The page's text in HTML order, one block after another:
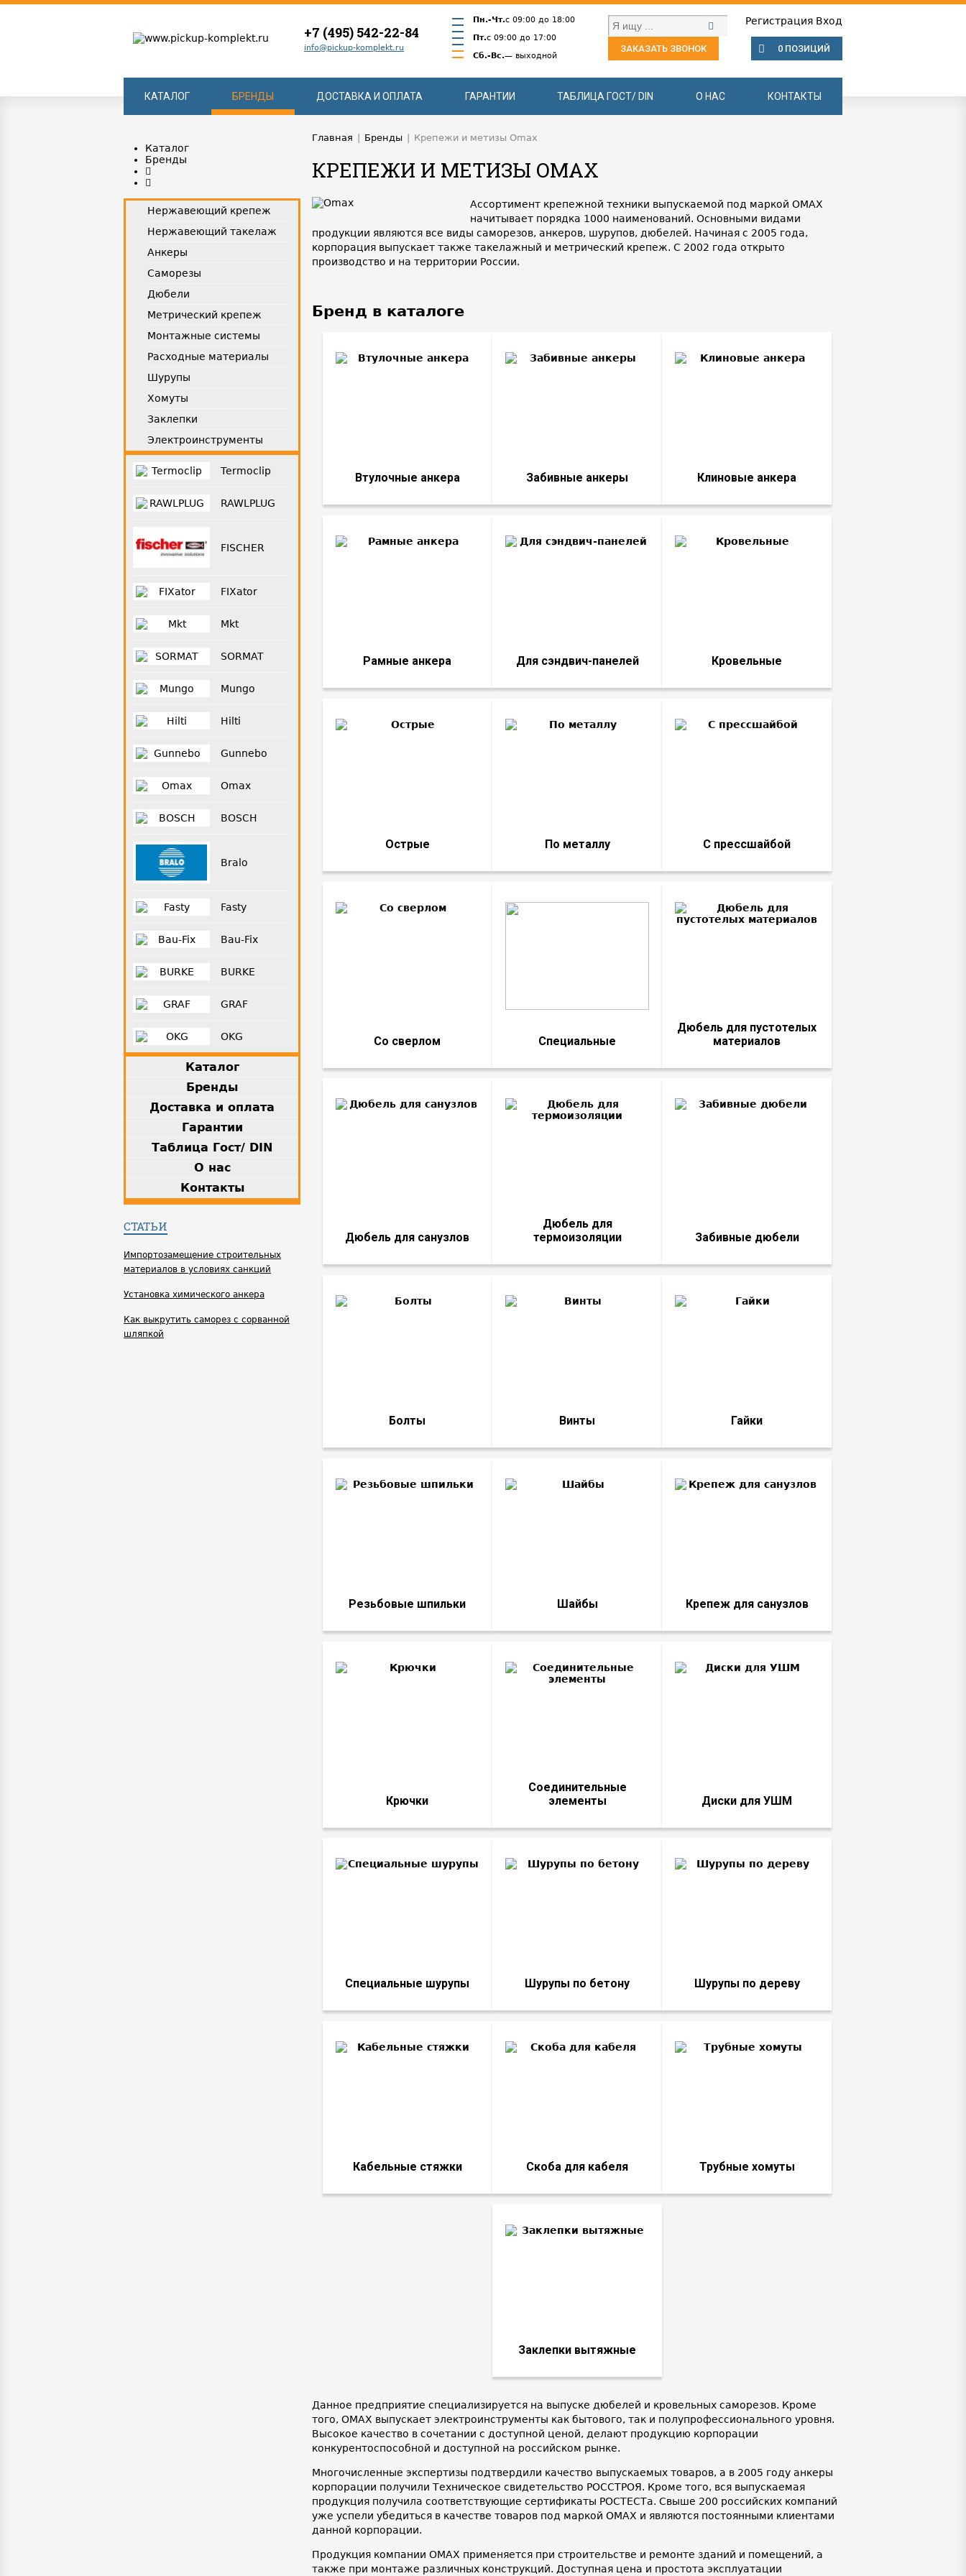
+7 (495) 542-22-84
info@pickup-komplekt.ru
Пн.-Чт.с 09:00 до 18:00
Пт.с 09:00 до 17:00
Сб.-Вс.— выходной
Регистрация Вход
ЗАКАЗАТЬ ЗВОНОК 0 ПОЗИЦИЙ
КАТАЛОГ БРЕНДЫ ДОСТАВКА И ОПЛАТА ГАРАНТИИ ТАБЛИЦА ГОСТ/ DIN О НАС КОНТАКТЫ
Каталог
Бренды
Нержавеющий крепеж
Нержавеющий такелаж
Анкеры
Саморезы
Дюбели
Метрический крепеж
Монтажные системы
Расходные материалы
Шурупы
Хомуты
Заклепки
Электроинструменты
Termoclip
RAWLPLUG
FISCHER
FIXator
Mkt
SORMAT
Mungo
Hilti
Gunnebo
Omax
BOSCH
Bralo
Fasty
Bau-Fix
BURKE
GRAF
OKG
Каталог
Бренды
Доставка и оплата
Гарантии
Таблица Гост/ DIN
О нас
Контакты
СТАТЬИ
Импортозамещение строительных
материалов в условиях санкций
Установка химического анкера
Как выкрутить саморез с сорванной
шляпкой
Главная Бренды Крепежи и метизы Omax
КРЕПЕЖИ И МЕТИЗЫ OMAX
Ассортимент крепежной техники выпускаемой под маркой OMAX
начитывает порядка 1000 наименований. Основными видами
продукции являются все виды саморезов, анкеров, шурупов, дюбелей. Начиная с 2005 года,
корпорация выпускает также такелажный и метрический крепеж. С 2002 года открыто
производство и на территории России.
Бренд в каталоге
Втулочные анкера Забивные анкеры Клиновые анкера
Рамные анкера Для сэндвич-панелей Кровельные
Острые По металлу С прессшайбой
Со сверлом Специальные
Дюбель для пустотелых
материалов
Дюбель для санузлов
Дюбель для
термоизоляции
Забивные дюбели
Болты Винты Гайки
Резьбовые шпильки Шайбы Крепеж для санузлов
Крючки
Соединительные
элементы
Диски для УШМ
Специальные шурупы Шурупы по бетону Шурупы по дереву
Кабельные стяжки Скоба для кабеля Трубные хомуты
Заклепки вытяжные
Данное предприятие специализируется на выпуске дюбелей и кровельных саморезов. Кроме
того, OMAX выпускает электроинструменты как бытового, так и полупрофессионального уровня.
Высокое качество в сочетании с доступной ценой, делают продукцию корпорации
конкурентоспособной и доступной на российском рынке.
Многочисленные экспертизы подтвердили качество выпускаемых товаров, а в 2005 году анкеры
корпорации получили Техническое свидетельство РОССТРОЯ. Кроме того, вся выпускаемая
продукция получила соответствующие сертификаты РОСТЕСТа. Свыше 200 российских компаний
уже успели убедиться в качестве товаров под маркой OMAX и являются постоянными клиентами
данной корпорации.
Продукция компании OMAX применяется при строительстве и ремонте зданий и помещений, а
также при монтаже различных конструкций. Доступная цена и простота эксплуатации